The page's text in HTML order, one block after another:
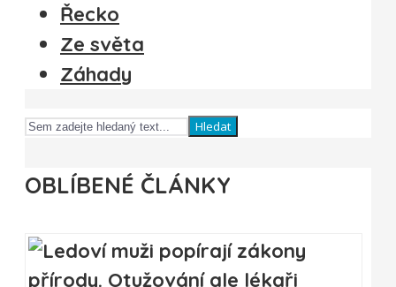
Řecko
Ze světa
Záhady
Hledat
OBLÍBENÉ ČLÁNKY